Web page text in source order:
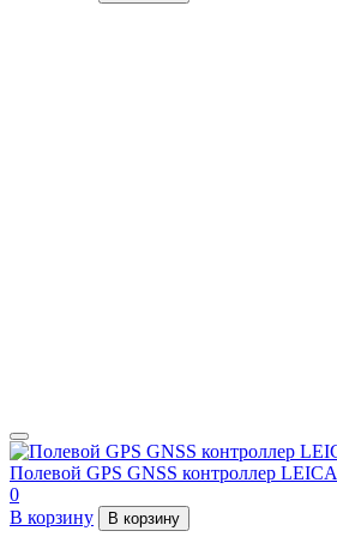
Полевой GPS GNSS контроллер
0
В корзину
В корзину